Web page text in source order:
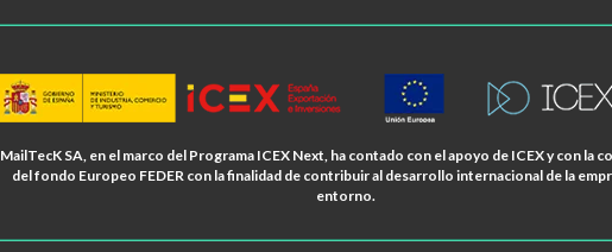
MailTecK SA, en el marco del Programa ICEX Next, ha contado con el apoyo de ICEX y con la
del fondo Europeo FEDER con la finalidad de contribuir al desarrollo internacional de la
entorno.